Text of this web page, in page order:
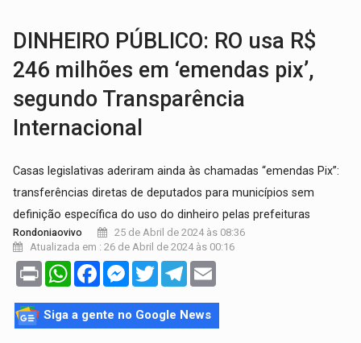
TRAGÉDIA: Sobe para cinco o número de mortos em colisão entre carreta e
DINHEIRO PÚBLICO: RO usa R$
246 milhões em ‘emendas pix’,
segundo Transparência
Internacional
Casas legislativas aderiram ainda às chamadas “emendas Pix”:
transferências diretas de deputados para municípios sem
definição específica do uso do dinheiro pelas prefeituras
Rondoniaovivo
25 de Abril de 2024 às 08:36
Atualizada em : 26 de Abril de 2024 às 00:16
Print WhatsAppFacebookMessenger
TwitterTelegram
Siga a gente no Google News